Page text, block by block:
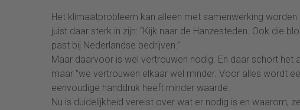
Het klimaatprobleem kan alleen met samenwerking
juist daar sterk in zijn: “Kijk naar de Hanzesteden. Ook die
past bij Nederlandse bedrijven.”
Maar daarvoor is wel vertrouwen nodig. En daar schort het
maar "we vertrouwen elkaar wel minder. Voor alles wordt
eenvoudige handdruk heeft minder waarde.
Nu is duidelijkheid vereist over wat er nodig is en waarom,